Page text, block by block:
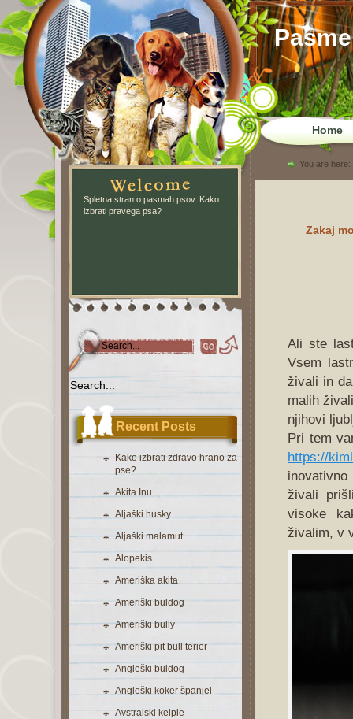
Home
Spletna stran o pasmah psov. Kako
izbrati pravega psa?
Recent Posts
Kako izbrati zdravo hrano za
pse?
Akita Inu
Aljaški husky
Aljaški malamut
Alopekis
Ameriška akita
Ameriški buldog
Ameriški bully
Ameriški pit bull terier
Angleški buldog
Angleški koker španjel
Avstralski kelpie
You are here:
Zakaj
Ali ste
Vsem
živali in
malih
njihovi
Pri tem
https://
živali
visoke
živalim, v